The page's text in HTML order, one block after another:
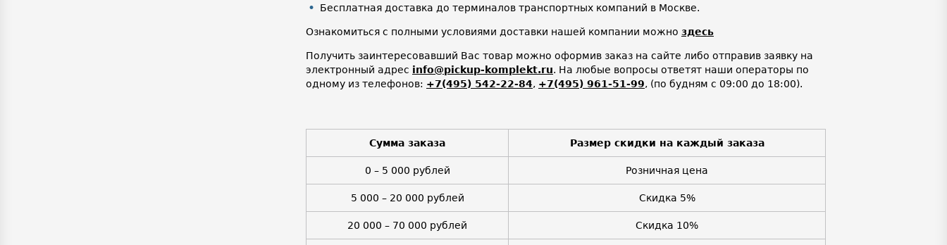
Бесплатная доставка до терминалов транспортных компаний в Москве.
Ознакомиться с полными условиями доставки нашей компании можно здесь
Получить заинтересовавший Вас товар можно оформив заказ на сайте либо отправив заявку на
электронный адрес info@pickup-komplekt.ru. На любые вопросы ответят наши операторы по
одному из телефонов: +7(495) 542-22-84, +7(495) 961-51-99, (по будням с 09:00 до 18:00).
Сумма заказа Размер скидки на каждый заказа
0 – 5 000 рублей Розничная цена
5 000 – 20 000 рублей Скидка 5%
20 000 – 70 000 рублей Скидка 10%